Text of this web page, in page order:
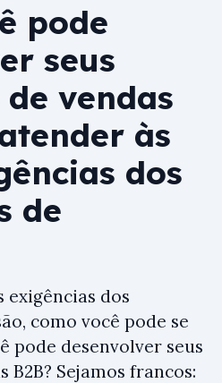
pode
seus
vendas
às
dos
de
exigências dos
como você pode se
pode desenvolver seus
B2B? Sejamos francos: